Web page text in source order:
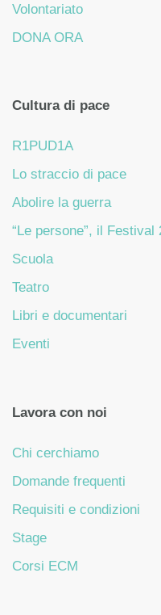
Volontariato
DONA ORA
Cultura di pace
R1PUD1A
Lo straccio di pace
Abolire la guerra
“Le persone”, il Festival
Scuola
Teatro
Libri e documentari
Eventi
Lavora con noi
Chi cerchiamo
Domande frequenti
Requisiti e condizioni
Stage
Corsi ECM